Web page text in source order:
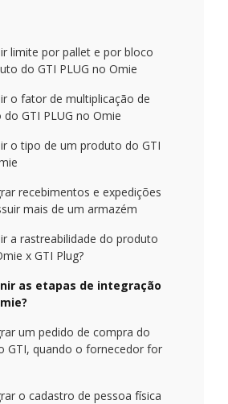
limite por pallet e por bloco
do GTI PLUG no Omie
o fator de multiplicação de
GTI PLUG no Omie
o tipo de um produto do GTI
recebimentos e expedições
mais de um armazém
a rastreabilidade do produto
x GTI Plug?
as etapas de integração
um pedido de compra do
GTI, quando o fornecedor for
o cadastro de pessoa física